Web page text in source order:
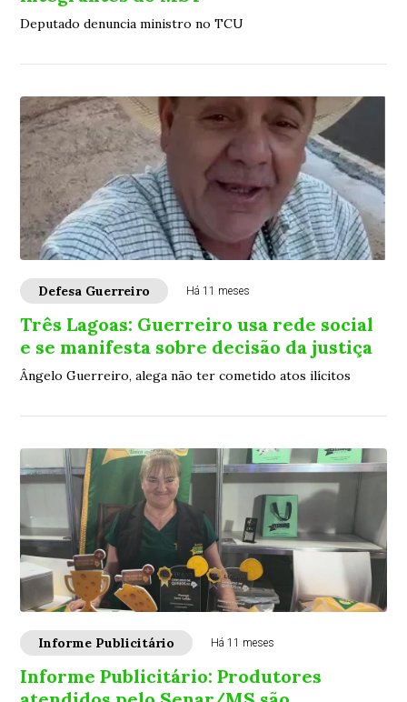
Deputado denuncia ministro no TCU
Defesa Guerreiro Há 11 meses
Três Lagoas: Guerreiro usa rede social
e se manifesta sobre decisão da justiça
Ângelo Guerreiro, alega não ter cometido atos ilícitos
Informe Publicitário Há 11 meses
Informe Publicitário: Produtores